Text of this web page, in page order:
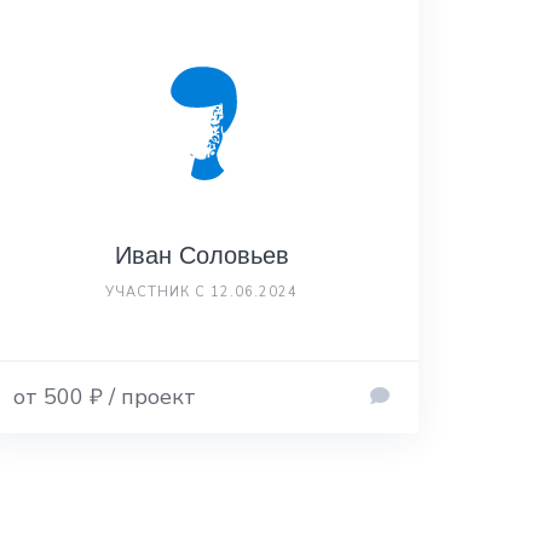
Иван Соловьев
УЧАСТНИК С 12.06.2024
от 500 ₽ / проект